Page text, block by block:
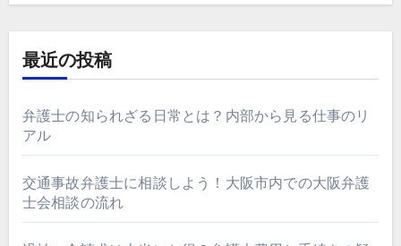
最近の投稿
弁護士の知られざる日常とは？内部から見る仕事のリ
アル
交通事故弁護士に相談しよう！大阪市内での大阪弁護
士会相談の流れ